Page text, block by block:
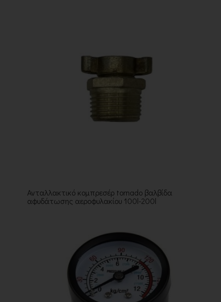
Ανταλλακτικό κομπρεσέρ tornado βαλβίδα
αφυδάτωσης αεροφυλακίου 100l-200l